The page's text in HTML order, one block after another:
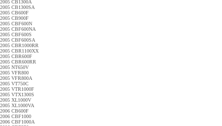
2005 CB1300A
2005 CB1300SA
2005 CB600F
2005 CB900F
2005 CBF600N
2005 CBF600NA
2005 CBF600S
2005 CBF600SA
2005 CBR1000RR
2005 CBR1100XX
2005 CBR600F
2005 CBR600RR
2005 NT650V
2005 VFR800
2005 VFR800A
2005 VT750C
2005 VTR1000F
2005 VTX1300S
2005 XL1000V
2005 XL1000VA
2006 CB600F
2006 CBF1000
2006 CBF1000A